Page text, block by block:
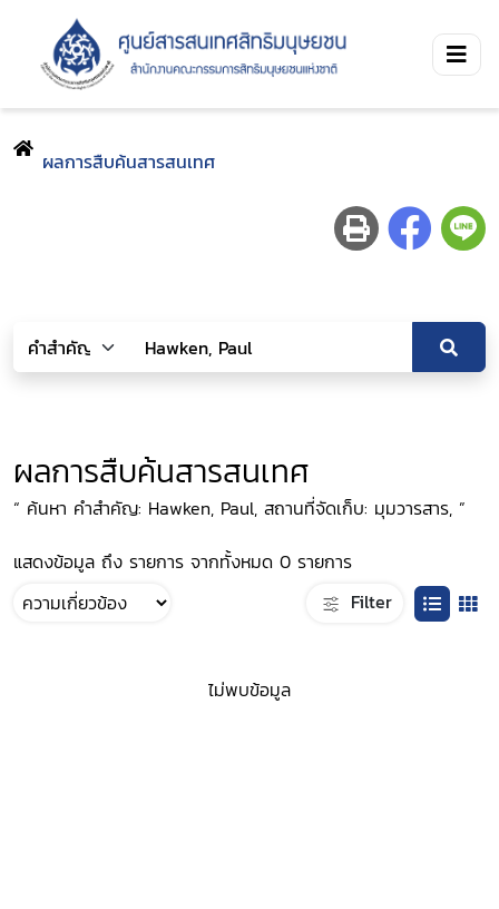
ผลการสืบค้นสารสนเทศ
ผลการสืบค้นสารสนเทศ
“ ค้นหา คำสำคัญ: Hawken, Paul, สถานที่จัดเก็บ: มุมวารสาร, ”
แสดงข้อมูล ถึง รายการ จากทั้งหมด 0 รายการ
Filter
ไม่พบข้อมูล